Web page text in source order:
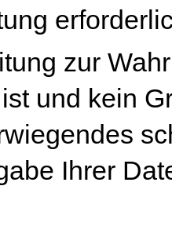
zur
und kein
Ihrer